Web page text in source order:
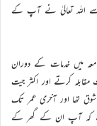
اللہ تعالیٰ نے آپ کے
میں خدمات کے دوران
مقابلہ کرتے اور اکثر جیت
شوق تھا اور آخری عمر تک
کہ آپ ان کے گھر کے